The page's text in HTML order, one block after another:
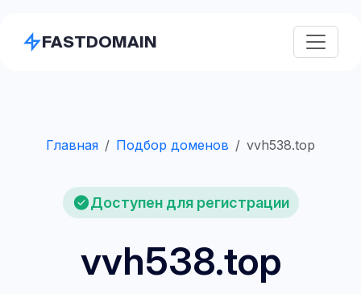
FASTDOMAIN
Главная Подбор доменов vvh538.top
Доступен для регистрации
vvh538.top